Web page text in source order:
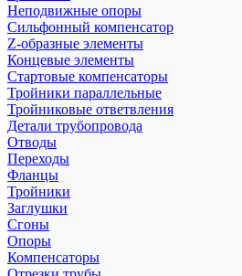
Неподвижные опоры
Cильфонный компенсатор
Z-образные элементы
Концевые элементы
Стартовые компенсаторы
Тройники параллельные
Тройниковые ответвления
Детали трубопровода
Отводы
Переходы
Фланцы
Тройники
Заглушки
Сгоны
Опоры
Компенсаторы